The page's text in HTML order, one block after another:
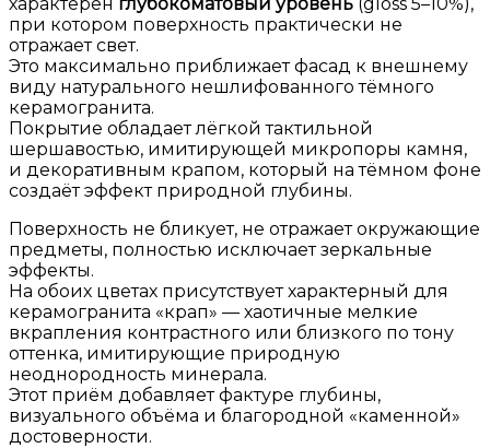
при котором поверхность практически не
отражает свет.
Это максимально приближает фасад к внешнему
виду натурального нешлифованного тёмного
керамогранита.
Покрытие обладает лёгкой тактильной
шершавостью, имитирующей микропоры камня,
и декоративным крапом, который на тёмном фоне
создаёт эффект природной глубины.
Поверхность не бликует, не отражает окружающие
предметы, полностью исключает зеркальные
эффекты.
На обоих цветах присутствует характерный для
керамогранита «крап» — хаотичные мелкие
вкрапления контрастного или близкого по тону
оттенка, имитирующие природную
неоднородность минерала.
Этот приём добавляет фактуре глубины,
визуального объёма и благородной «каменной»
достоверности.